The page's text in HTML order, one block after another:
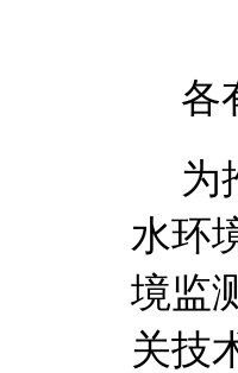
各
为
水环
境监
关技